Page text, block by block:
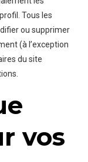
Tous les
ou supprimer
(à l’exception
du site
vos